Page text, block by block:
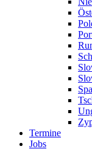
Termine
Jobs